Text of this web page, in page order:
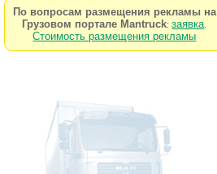
По вопросам размещения рекламы на
Грузовом портале Mantruck:заявка
Стоимость размещения рекламы